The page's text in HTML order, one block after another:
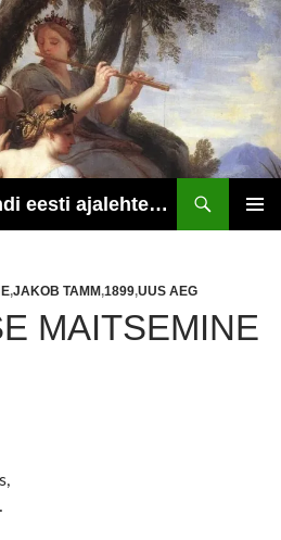
Luuletõlked 19. sajandi eesti ajalehtedest
,JAKOB TAMM ,1899,UUS AEG
MAITSEMINE